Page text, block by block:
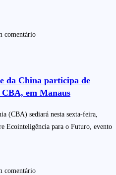
comentário
da China participa de
CBA, em Manaus
(CBA) sediará nesta sexta-feira,
Ecointeligência para o Futuro, evento
comentário